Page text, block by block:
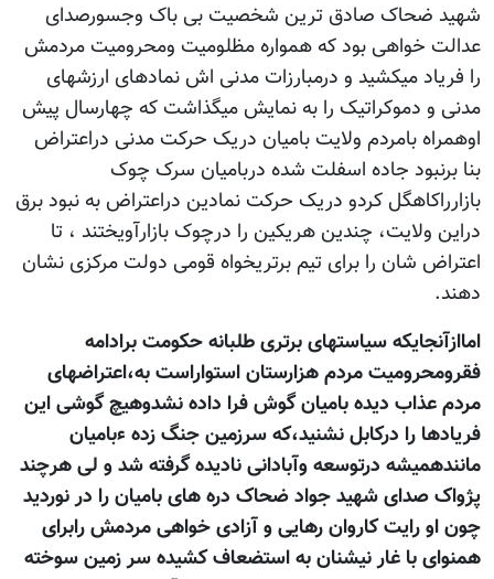
شهید ضحاک صادق ترین شخصیت بی باک وجسورصدای
عدالت خواهی بود که همواره مظلومیت ومحرومیت مردمش
را فریاد میکشید و درمبارزات مدنی اش نمادهای ارزشهای
مدنی و دموکراتیک را به نمایش میگذاشت که چهارسال پیش
اوهمراه بامردم ولایت بامیان دریک حرکت مدنی دراعتراض
بنا برنبود جاده اسفلت شده دربامیان سرک چوک
بازارراکاهگل کردو دریک حرکت نمادین دراعتراض به نبود برق
دراین ولایت، چندین هریکین را درچوک بازارآویختند ، تا
اعتراض شان را برای تیم برتریخواه قومی دولت مرکزی نشان
دهند.
اماازآنجایکه سیاستهای برتری طلبانه حکومت برادامه
فقرومحرومیت مردم هزارستان استواراست به،اعتراضهای
مردم عذاب دیده بامیان گوش فرا داده نشدوهیچ گوشی این
فریادها را درکابل نشنید،که سرزمین جنگ زده ءبامیان
مانندهمیشه درتوسعه وآبادانی نادیده گرفته شد و لی هرچند
پژواک صدای شهید جواد ضحاک دره های بامیان را در نوردید
چون او رایت کاروان رهایی و آزادی خواهی مردمش رابرای
همنوای با غار نیشنان به استضعاف کشیده سر زمین سوخته